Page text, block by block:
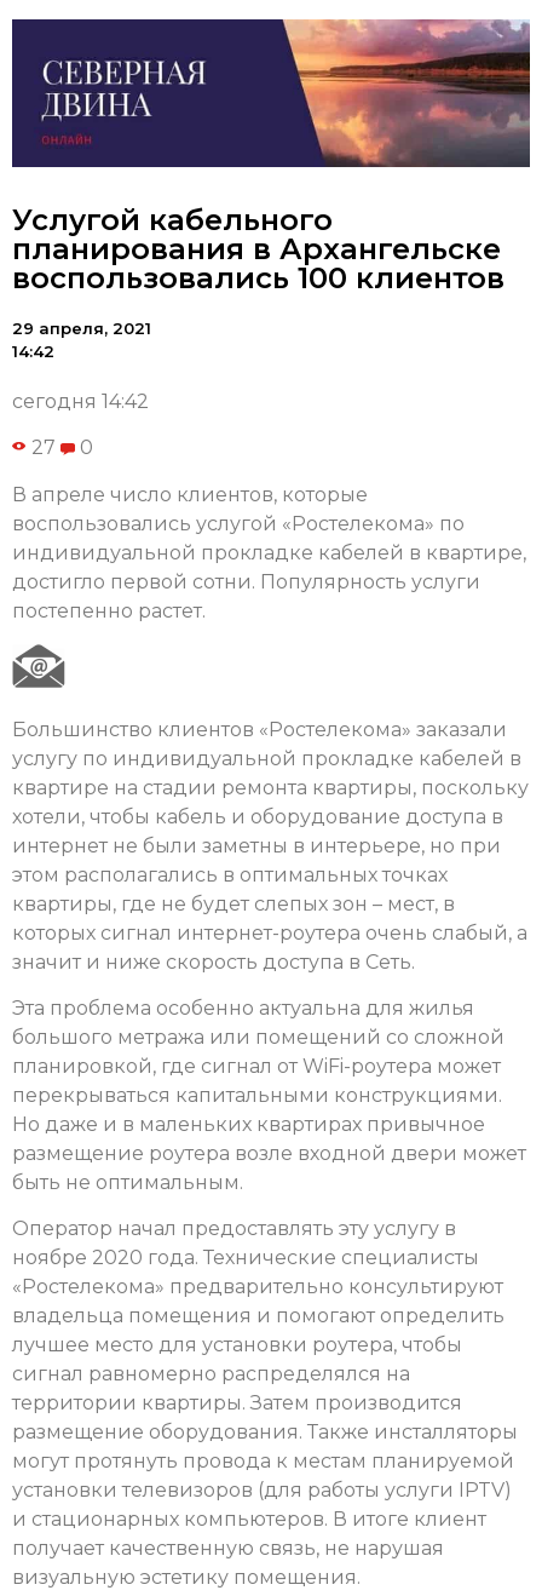
Услугой кабельного
планирования в Архангельске
воспользовались 100 клиентов
29 апреля, 2021
14:42
сегодня 14:42
27 0
В апреле число клиентов, которые
воспользовались услугой «Ростелекома» по
индивидуальной прокладке кабелей в квартире,
достигло первой сотни. Популярность услуги
постепенно растет.
Большинство клиентов «Ростелекома» заказали
услугу по индивидуальной прокладке кабелей в
квартире на стадии ремонта квартиры, поскольку
хотели, чтобы кабель и оборудование доступа в
интернет не были заметны в интерьере, но при
этом располагались в оптимальных точках
квартиры, где не будет слепых зон – мест, в
которых сигнал интернет-роутера очень слабый, а
значит и ниже скорость доступа в Сеть.
Эта проблема особенно актуальна для жилья
большого метража или помещений со сложной
планировкой, где сигнал от WiFi-роутера может
перекрываться капитальными конструкциями.
Но даже и в маленьких квартирах привычное
размещение роутера возле входной двери может
быть не оптимальным.
Оператор начал предоставлять эту услугу в
ноябре 2020 года. Технические специалисты
«Ростелекома» предварительно консультируют
владельца помещения и помогают определить
лучшее место для установки роутера, чтобы
сигнал равномерно распределялся на
территории квартиры. Затем производится
размещение оборудования. Также инсталляторы
могут протянуть провода к местам планируемой
установки телевизоров (для работы услуги IPTV)
и стационарных компьютеров. В итоге клиент
получает качественную связь, не нарушая
визуальную эстетику помещения.